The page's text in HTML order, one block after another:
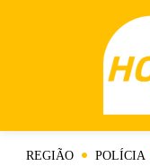
REGIÃO POLÍCIA